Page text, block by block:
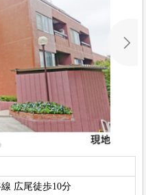
広尾徒歩10分